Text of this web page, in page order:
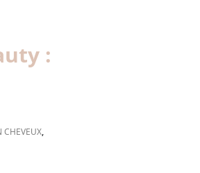
:
CHEVEUX,